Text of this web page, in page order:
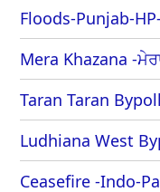
Floods-Punjab-
Mera Khazana -
Taran Taran
Ludhiana West
Ceasefire -Indo-